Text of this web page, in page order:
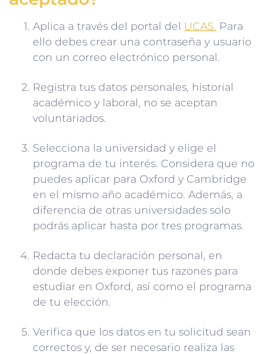
Aplica a través del portal del UCAS. Para
ello debes crear una contraseña y usuario
con un correo electrónico personal.
Registra tus datos personales, historial
académico y laboral, no se aceptan
voluntariados.
Selecciona la universidad y elige el
programa de tu interés. Considera que no
puedes aplicar para Oxford y Cambridge
en el mismo año académico. Además, a
diferencia de otras universidades solo
podrás aplicar hasta por tres programas.
Redacta tu declaración personal, en
donde debes exponer tus razones para
estudiar en Oxford, así como el programa
de tu elección.
Verifica que los datos en tu solicitud sean
correctos y, de ser necesario realiza las